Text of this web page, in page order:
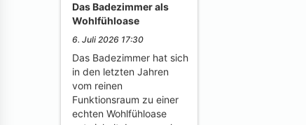
Das Badezimmer als
Wohlfühloase
6. Juli 2026 17:30
Das Badezimmer hat sich
in den letzten Jahren
vom reinen
Funktionsraum zu einer
echten Wohlfühloase